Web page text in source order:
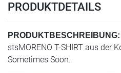
PRODUKTDETAILS
PRODUKTBESCHREIBUNG:
stsMORENO T-SHIRT aus der
Sometimes Soon.